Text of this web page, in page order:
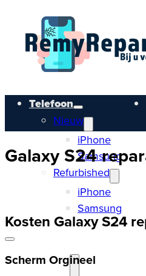
Telefoon
Nieuw
iPhone
Samsung
Refurbished
iPhone
Samsung
Galaxy S24
Kosten Galaxy S24
Scherm Orgineel